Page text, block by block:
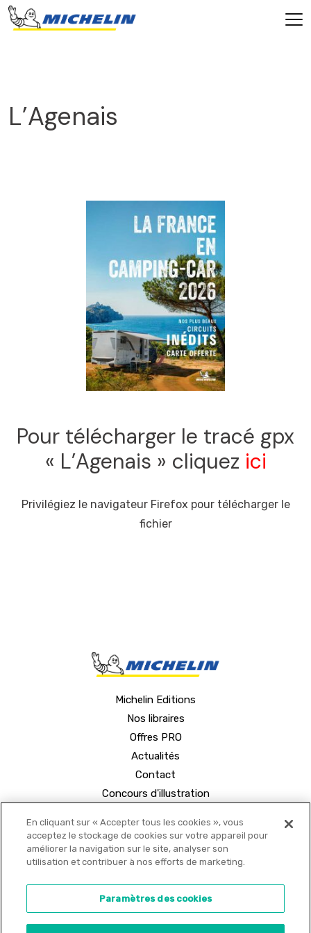
L’Agenais
Pour télécharger le tracé gpx
« L’Agenais » cliquez ici
Privilégiez le navigateur Firefox pour télécharger le
fichier
Michelin Editions
Nos libraires
Offres PRO
Actualités
Contact
Concours d'illustration
•
En cliquant sur « Accepter tous les cookies », vous
acceptez le stockage de cookies sur votre appareil pour
améliorer la navigation sur le site, analyser son
utilisation et contribuer à nos efforts de marketing.
Paramètres des cookies